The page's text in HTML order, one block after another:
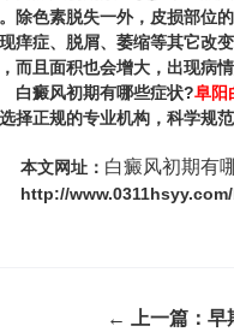
除色素脱失一外，皮损部位
痒症、脱屑、萎缩等其它改
而且面积也会增大，出现病情
风初期有哪些症状?阜阳
择正规的专业机构，科学规
本文网址： 白癜风初期有
http://
← 上一篇： 早